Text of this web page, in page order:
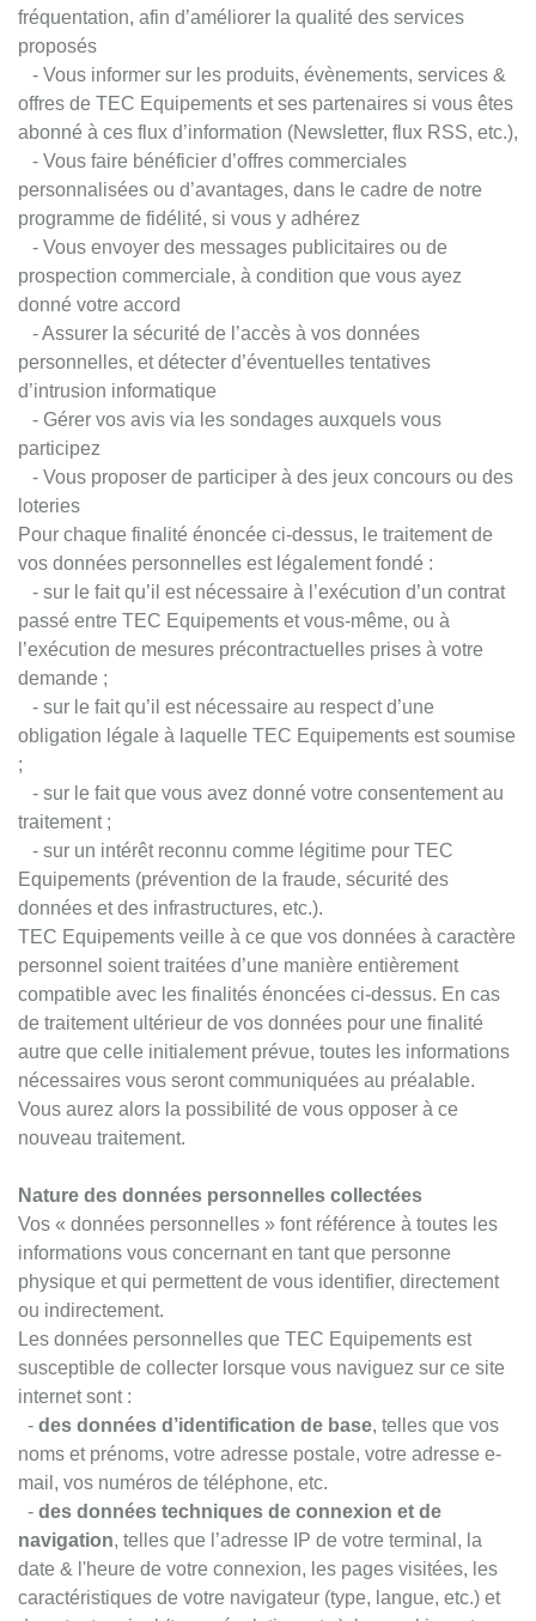
fréquentation, afin d’améliorer la qualité des services
proposés
- Vous informer sur les produits, évènements, services &
offres de TEC Equipements et ses partenaires si vous êtes
abonné à ces flux d’information (Newsletter, flux RSS, etc.),
- Vous faire bénéficier d’offres commerciales
personnalisées ou d’avantages, dans le cadre de notre
programme de fidélité, si vous y adhérez
- Vous envoyer des messages publicitaires ou de
prospection commerciale, à condition que vous ayez
donné votre accord
- Assurer la sécurité de l’accès à vos données
personnelles, et détecter d’éventuelles tentatives
d’intrusion informatique
- Gérer vos avis via les sondages auxquels vous
participez
- Vous proposer de participer à des jeux concours ou des
loteries
Pour chaque finalité énoncée ci-dessus, le traitement de
vos données personnelles est légalement fondé :
- sur le fait qu’il est nécessaire à l’exécution d’un contrat
passé entre TEC Equipements et vous-même, ou à
l’exécution de mesures précontractuelles prises à votre
demande ;
- sur le fait qu’il est nécessaire au respect d’une
obligation légale à laquelle TEC Equipements est soumise
;
- sur le fait que vous avez donné votre consentement au
traitement ;
- sur un intérêt reconnu comme légitime pour TEC
Equipements (prévention de la fraude, sécurité des
données et des infrastructures, etc.).
TEC Equipements veille à ce que vos données à caractère
personnel soient traitées d’une manière entièrement
compatible avec les finalités énoncées ci-dessus. En cas
de traitement ultérieur de vos données pour une finalité
autre que celle initialement prévue, toutes les informations
nécessaires vous seront communiquées au préalable.
Vous aurez alors la possibilité de vous opposer à ce
nouveau traitement.
Nature des données personnelles collectées
Vos « données personnelles » font référence à toutes les
informations vous concernant en tant que personne
physique et qui permettent de vous identifier, directement
ou indirectement.
Les données personnelles que TEC Equipements est
susceptible de collecter lorsque vous naviguez sur ce site
internet sont :
- des données d’identification de base, telles que vos
noms et prénoms, votre adresse postale, votre adresse e-
mail, vos numéros de téléphone, etc.
- des données techniques de connexion et de
navigation, telles que l’adresse IP de votre terminal, la
date & l'heure de votre connexion, les pages visitées, les
caractéristiques de votre navigateur (type, langue, etc.) et